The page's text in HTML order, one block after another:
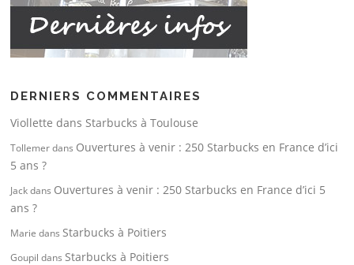
DERNIERS COMMENTAIRES
Viollette dans Starbucks à Toulouse
Tollemerdans Ouvertures à venir : 250 Starbucks en France d’ici
5 ans ?
Jackdans Ouvertures à venir : 250 Starbucks en France d’ici 5
ans ?
Marie dans Starbucks à Poitiers
Goupil dans Starbucks à Poitiers